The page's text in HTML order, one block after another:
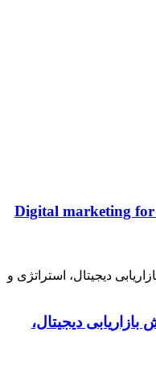
آموزش دیجیتال مارکتینگ: کتاب Digital marketing for
دیجیتال،